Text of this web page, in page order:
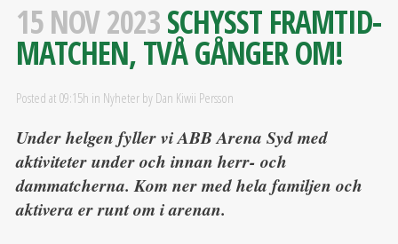
15 NOV 2023SCHYSST FRAMTID-
MATCHEN, TVÅ GÅNGER OM!
Posted at 09:15h in Nyheter by Dan Kiwii Persson
Under helgen fyller vi ABB Arena Syd med
aktiviteter under och innan herr- och
dammatcherna. Kom ner med hela familjen och
aktivera er runt om i arenan.